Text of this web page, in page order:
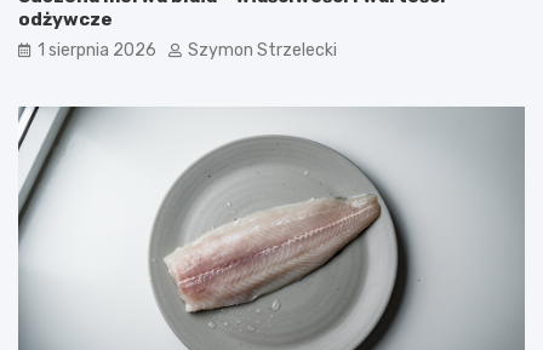
odżywcze
1 sierpnia 2026 Szymon Strzelecki